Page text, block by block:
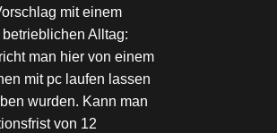
mit einem
Alltag:
man hier von einem
mit pc laufen lassen
wurden. Kann man
von 12